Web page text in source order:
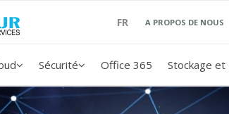
FR A PROPOS DE NOUS
Sécurité Office 365 Stockage et